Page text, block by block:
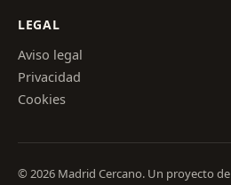
LEGAL
Aviso legal
Privacidad
Cookies
© 2026 Madrid Cercano. Un proyecto de